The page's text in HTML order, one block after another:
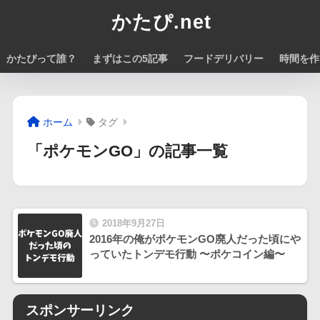
かたぴ.net
かたぴって誰？ まずはこの5記事 フードデリバリー 時間を
ホーム タグ
「ポケモンGO」の記事一覧
2018年9月27日
2016年の俺がポケモンGO廃人だった頃にや
っていたトンデモ行動 〜ポケコイン編〜
スポンサーリンク